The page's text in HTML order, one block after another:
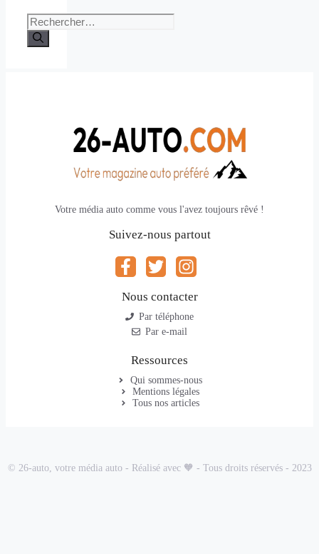
Rechercher :
Votre média auto comme vous l'avez toujours rêvé !
Suivez-nous partout
Nous contacter
Par téléphone
Par e-mail
Ressources
Qui sommes-nous
Mentions légales
Tous nos articles
© 26-auto, votre média auto - Réalisé avec 🧡 - Tous droits réservés - 2023